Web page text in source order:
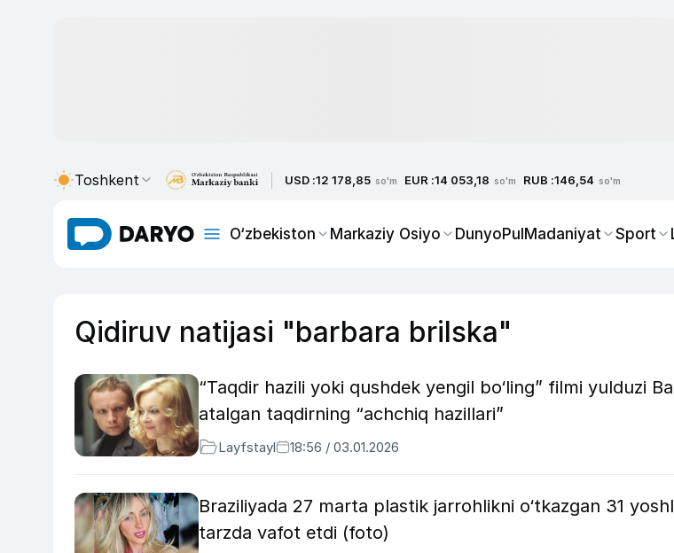
Toshkent USD :12 178,85 so'm EUR :14 053,18 so'm RUB :146,54 so'm
O‘zbekiston Markaziy Osiyo DunyoPulMadaniyat Sport
Qidiruv natijasi "barbara brilska"
“Taqdir hazili yoki qushdek yengil bo‘ling” filmi yulduzi
atalgan taqdirning “achchiq hazillari”
Layfstayl 18:56 / 03.01.2026
Braziliyada 27 marta plastik jarrohlikni o‘tkazgan 31
tarzda vafot etdi (foto)